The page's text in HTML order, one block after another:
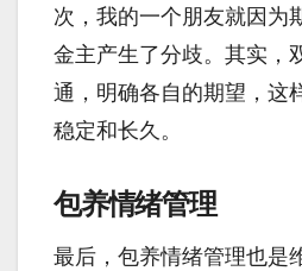
次，我的一个朋友就因为
金主产生了分歧。其实，
通，明确各自的期望，这
稳定和长久。
包养情绪管理
最后，包养情绪管理也是